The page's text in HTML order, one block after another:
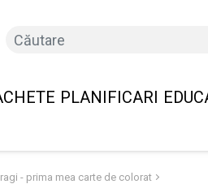
PLANIFICARI
- prima mea carte de colorat